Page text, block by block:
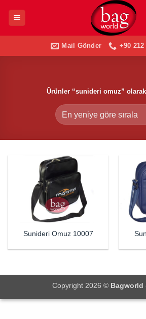
Mail Gönder +90 212
Ürünler “sunideri omuz”
Sunideri Omuz 10007
Copyright 2026 © Bagworld